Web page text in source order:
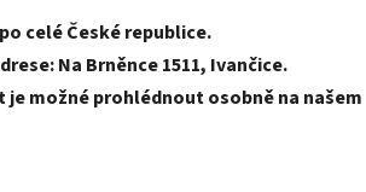
celé České republice.
Na Brněnce 1511, Ivančice.
možné prohlédnout osobně na našem